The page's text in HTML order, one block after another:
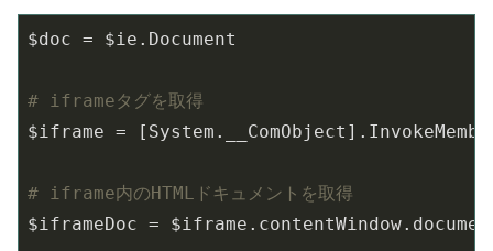
$doc = $ie.Document
# iframeタグを取得
$iframe =
# iframe内のHTMLドキュメントを取得
$iframeDoc =